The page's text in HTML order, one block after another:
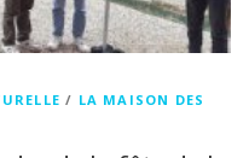
/ LA MAISON DES